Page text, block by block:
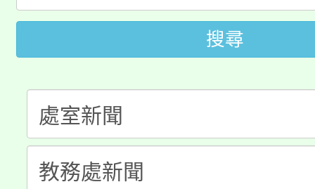
生本土語及新住民語歌
公告本校115學年度第
代理(課)教師甄選結果(
公告本校115學年度第
代理(課)教師甄選結果(
轉知中國文化大學推廣
《TA101》溝通分析基
程，歡迎學生輔導中心
轉知苗栗縣政府辦理
縣市「校園短影音徵選
搜尋